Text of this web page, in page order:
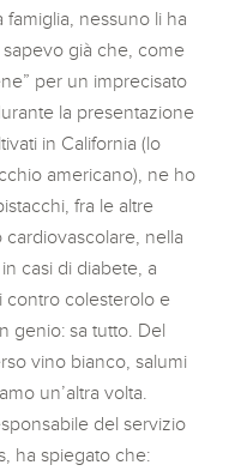
famiglia, nessuno li ha
già che, come
per un imprecisato
la presentazione
in California (lo
americano), ne ho
fra le altre
cardiovascolare, nella
casi di diabete, a
contro colesterolo e
genio: sa tutto. Del
vino bianco, salumi
un’altra volta.
del servizio
ha spiegato che: